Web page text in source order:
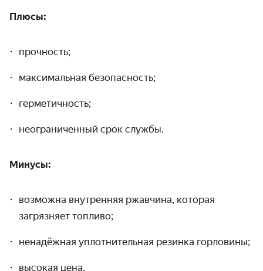
Плюсы:
прочность;
максимальная безопасность;
герметичность;
неограниченный срок службы.
Минусы:
возможна внутренняя ржавчина, которая
загрязняет топливо;
ненадёжная уплотнительная резинка горловины;
высокая цена.